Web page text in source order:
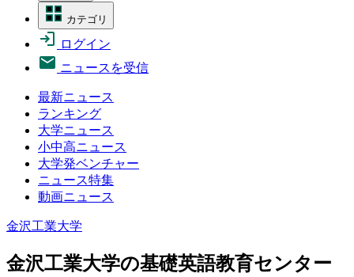
カテゴリ
ログイン
ニュースを受信
最新ニュース
ランキング
大学ニュース
小中高ニュース
大学発ベンチャー
ニュース特集
動画ニュース
金沢工業大学
金沢工業大学の基礎英語教育センター